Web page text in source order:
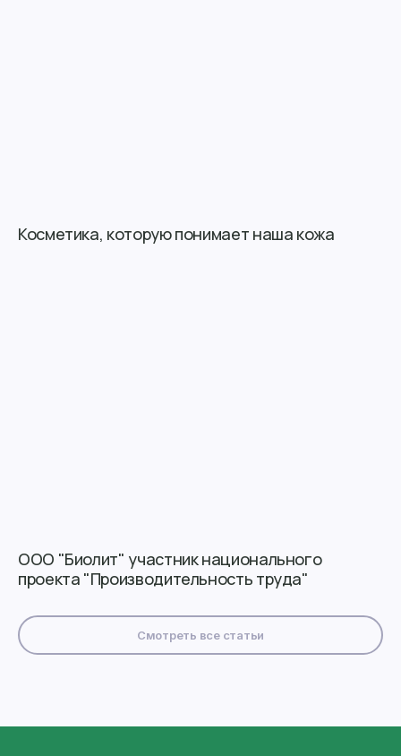
Косметика, которую понимает наша кожа
ООО "Биолит" участник национального
проекта "Производительность труда"
Смотреть все статьи